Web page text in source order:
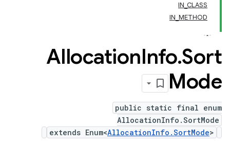
IN_CLASS
IN_METHOD
AllocationInfo.Sort
Mode
public static final enum
AllocationInfo.SortMode
extends Enum<AllocationInfo.SortMode>